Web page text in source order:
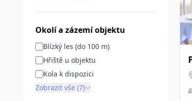
Okolí a zázemí objektu
Blízký les (do 100 m)
Hřiště u objektu
Kola k dispozici
Zobrazit vše (7)